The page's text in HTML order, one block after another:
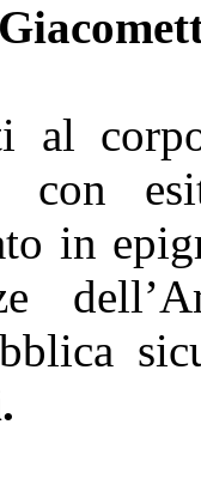
al
con
in